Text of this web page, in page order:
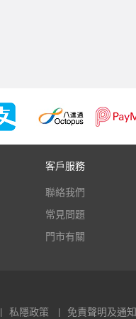
客戶服務
聯絡我們
常見問題
門市有關
私隱政策 免責聲明及通知